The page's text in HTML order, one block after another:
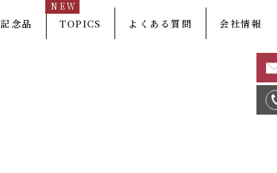
記念品 TOPICS
NEW
よくある質問 会社情報